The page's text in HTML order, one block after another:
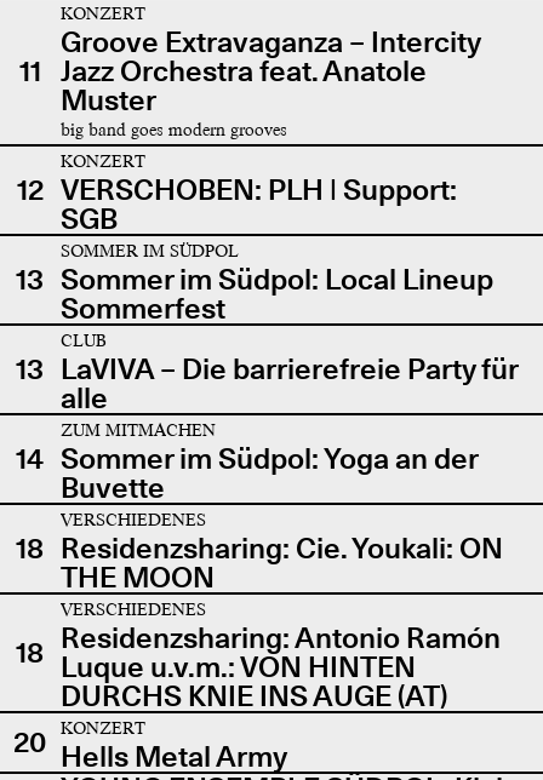
11
KONZERT
Groove Extravaganza – Intercity
Jazz Orchestra feat. Anatole
Muster
big band goes modern grooves
12
KONZERT
VERSCHOBEN: PLH | Support:
SGB
13
SOMMER IM SÜDPOL
Sommer im Südpol: Local Lineup
Sommerfest
13
CLUB
LaVIVA – Die barrierefreie Party für
alle
14
ZUM MITMACHEN
Sommer im Südpol: Yoga an der
Buvette
18
VERSCHIEDENES
Residenzsharing: Cie. Youkali: ON
THE MOON
18
VERSCHIEDENES
Residenzsharing: Antonio Ramón
Luque u.v.m.: VON HINTEN
DURCHS KNIE INS AUGE (AT)
20
KONZERT
Hells Metal Army